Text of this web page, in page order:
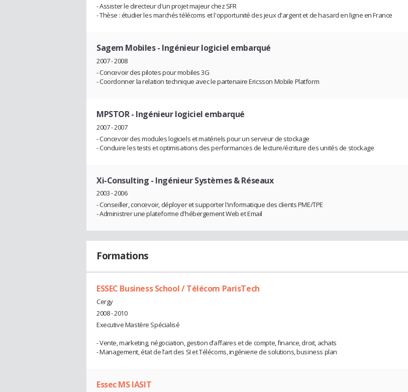
- Assister le directeur d'un projet majeur chez SFR
- Thèse : étudier les marchés télécoms et l'opportunité des jeux d'argent et de hasard en ligne en France
Sagem Mobiles- Ingénieur logiciel embarqué
2007 - 2008
- Concevoir des pilotes pour mobiles 3G
- Coordonner la relation technique avec le partenaire Ericsson Mobile Platform
MPSTOR- Ingénieur logiciel embarqué
2007 - 2007
- Concevoir des modules logiciels et matériels pour un serveur de stockage
- Conduire les tests et optimisations des performances de lecture/écriture des unités de stockage
Xi-Consulting - Ingénieur Systèmes & Réseaux
2003 - 2006
- Conseiller, concevoir, déployer et supporter l'informatique des clients PME/TPE
- Administrer une plateforme d'hébergement Web et Email
Formations
ESSEC Business School / Télécom ParisTech
Cergy
2008 - 2010
Executive Mastère Spécialisé
- Vente, marketing, négociation, gestion d’affaires et de compte, finance, droit, achats
- Management, état de l’art des SI et Télécoms, ingénierie de solutions, business plan
Essec MS IASIT